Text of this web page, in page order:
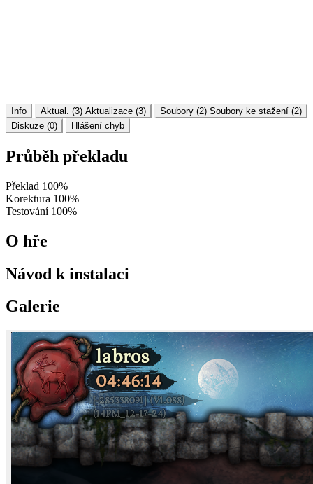
Info Aktual. (3) Aktualizace (3) Soubory (2) Soubory ke stažení (2)
Diskuze (0)
Hlášení chyb
Průběh překladu
Překlad 100%
Korektura 100%
Testování 100%
O hře
Návod k instalaci
Galerie